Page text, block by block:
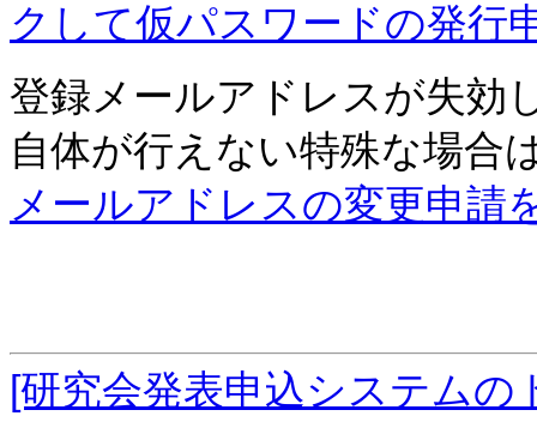
クして仮パスワードの発行
登録メールアドレスが失効
自体が行えない特殊な場合
メールアドレスの変更申請
[研究会発表申込システム